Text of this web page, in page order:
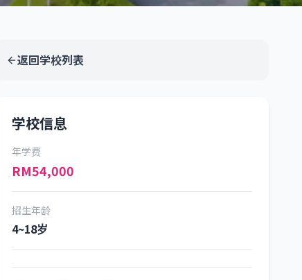
返回学校列表
学校信息
年学费
RM54,000
招生年龄
4~18岁